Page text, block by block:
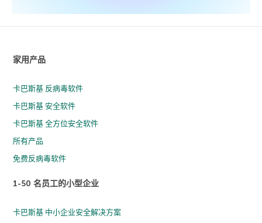
家用产品
卡巴斯基 反病毒软件
卡巴斯基 安全软件
卡巴斯基 全方位安全软件
所有产品
免费反病毒软件
1-50 名员工的小型企业
卡巴斯基 中小企业安全解决方案